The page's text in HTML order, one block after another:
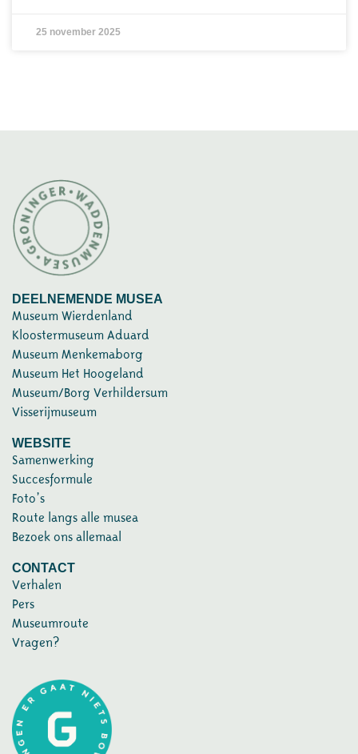
25 november 2025
DEELNEMENDE MUSEA
Museum Wierdenland
Kloostermuseum Aduard
Museum Menkemaborg
Museum Het Hoogeland
Museum/Borg Verhildersum
Visserijmuseum
WEBSITE
Samenwerking
Succesformule
Foto’s
Route langs alle musea
Bezoek ons allemaal
CONTACT
Verhalen
Pers
Museumroute
Vragen?